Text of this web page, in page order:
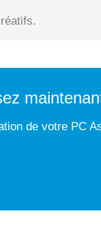
de votre PC